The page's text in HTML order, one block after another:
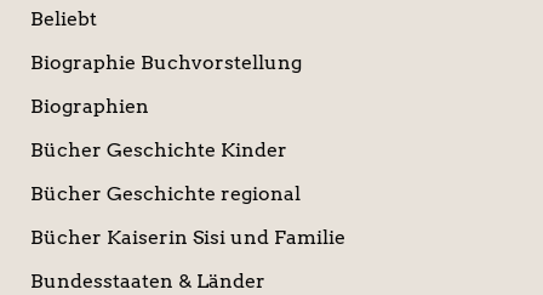
Beliebt
Biographie Buchvorstellung
Biographien
Bücher Geschichte Kinder
Bücher Geschichte regional
Bücher Kaiserin Sisi und Familie
Bundesstaaten & Länder